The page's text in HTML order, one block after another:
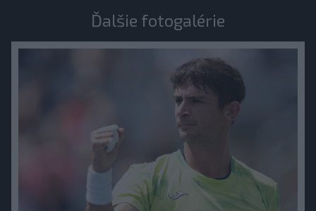
Ďalšie fotogalérie